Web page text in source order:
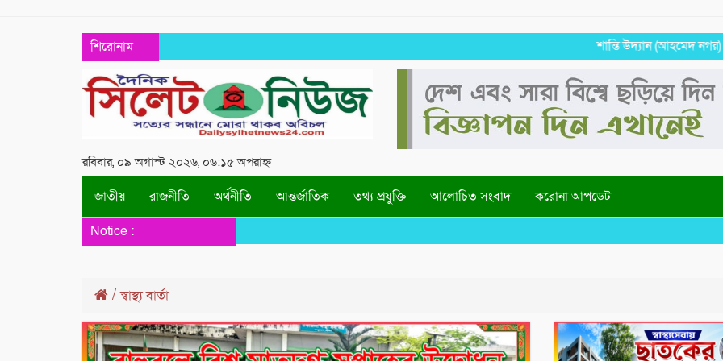
শিরোনাম শান্তি উদ্যান (আহমেদ নগর)
রবিবার, ০৯ অগাস্ট ২০২৬, ০৬:১৫ অপরাহ্ন
জাতীয় রাজনীতি অর্থনীতি আন্তর্জাতিক তথ্য প্রযুক্তি আলোচিত সংবাদ
করোনা আপডেট
Notice :
/স্বাস্থ্য বার্তা